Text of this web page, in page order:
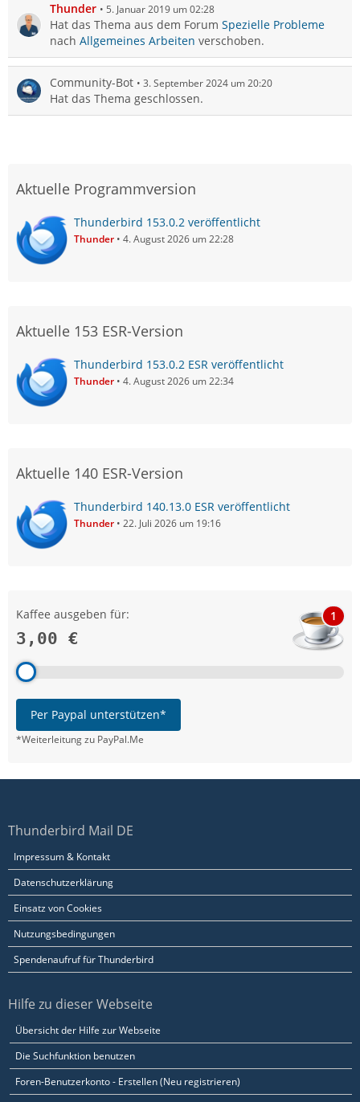
Thunder 5. Januar 2019 um 02:28
Hat das Thema aus dem Forum Spezielle Probleme
nach Allgemeines Arbeiten verschoben.
Community-Bot 3. September 2024 um 20:20
Hat das Thema geschlossen.
Aktuelle Programmversion
Thunderbird 153.0.2 veröffentlicht
Thunder 4. August 2026 um 22:28
Aktuelle 153 ESR-Version
Thunderbird 153.0.2 ESR veröffentlicht
Thunder 4. August 2026 um 22:34
Aktuelle 140 ESR-Version
Thunderbird 140.13.0 ESR veröffentlicht
Thunder 22. Juli 2026 um 19:16
Kaffee ausgeben für:
3,00 €
1
Per Paypal unterstützen*
*Weiterleitung zu PayPal.Me
Thunderbird Mail DE
Impressum & Kontakt
Datenschutzerklärung
Einsatz von Cookies
Nutzungsbedingungen
Spendenaufruf für Thunderbird
Hilfe zu dieser Webseite
Übersicht der Hilfe zur Webseite
Die Suchfunktion benutzen
Foren-Benutzerkonto - Erstellen (Neu registrieren)